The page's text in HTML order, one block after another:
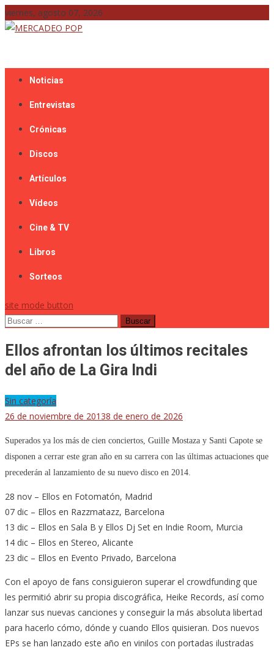
Skip
to
viernes, agosto 07, 2026
Noticias
Entrevistas
Crónicas
Discos
Artículos
Vídeos
Cine & TV
Libros
Sorteos
site mode button
Buscar:
Ellos afrontan los últimos recitales
del año de La Gira Indi
Sin categoría
26 de noviembre de 20138 de enero de 2026
Superados ya los más de cien conciertos, Guille Mostaza y Santi Capote se
disponen a cerrar este gran año en su carrera con las últimas actuaciones que
precederán al lanzamiento de su nuevo disco en 2014.
28 nov – Ellos en Fotomatón, Madrid
07 dic – Ellos en Razzmatazz, Barcelona
13 dic – Ellos en Sala B y Ellos Dj Set en Indie Room, Murcia
14 dic – Ellos en Stereo, Alicante
23 dic – Ellos en Evento Privado, Barcelona
Con el apoyo de fans consiguieron superar el crowdfunding que
les permitió abrir su propia discográfica, Heike Records, así como
lanzar sus nuevas canciones y conseguir la más absoluta libertad
para hacerlo cómo, dónde y cuando Ellos quisieran. Dos nuevos
EPs se han lanzado este año en vinilos con portadas ilustradas